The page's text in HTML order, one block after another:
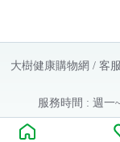
大樹健康購物網 / 客
服務時間 : 週一
Copyright ©